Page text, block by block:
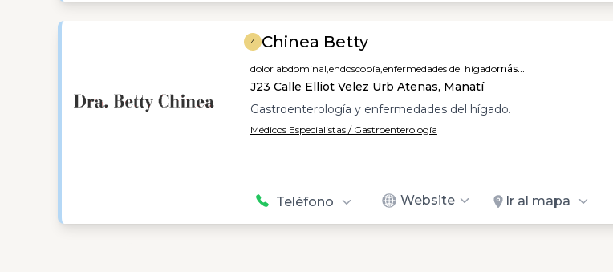
4 Chinea Betty
dolor abdominal,endoscopía,enfermedades del hígadomás...
J23 Calle Elliot Velez Urb Atenas, Manatí
Gastroenterología y enfermedades del hígado.
Médicos Especialistas / Gastroenterología
Teléfono Website Ir al mapa